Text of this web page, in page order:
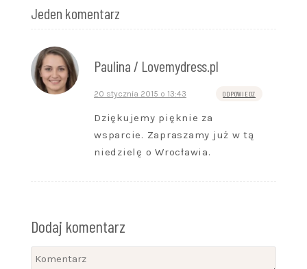
Jeden komentarz
Paulina / Lovemydress.pl
20 stycznia 2015 o 13:43 ODPOWIEDZ
Dziękujemy pięknie za
wsparcie. Zapraszamy już w tą
niedzielę o Wrocławia.
Dodaj komentarz